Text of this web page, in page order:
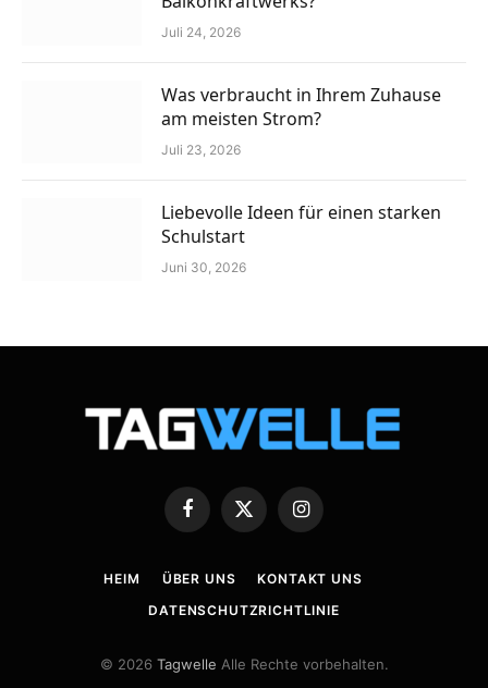
Juli 24, 2026
Was verbraucht in Ihrem Zuhause
am meisten Strom?
Juli 23, 2026
Liebevolle Ideen für einen starken
Schulstart
Juni 30, 2026
Facebook
X
Instagram
HEIM ÜBER UNS
KONTAKT UNS
DATENSCHUTZRICHTLINIE
© 2026 Tagwelle Alle Rechte vorbehalten.